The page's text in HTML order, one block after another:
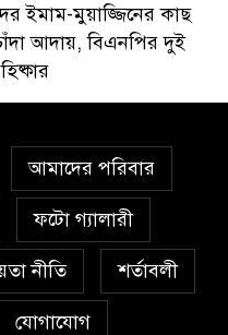
ইমাম-মুয়াজ্জিনের কাছ
আদায়, বিএনপির দুই
বরিশালের উজিরপুরে
নেতার ব্যতিক্রমী আয়োজন
ফ্যামিলি কার্ড দেওয়ার
জনের কাছ থেকে ৭৮
আদায়ের অভিযোগ
আমাদের পরিবার
ফটো গ্যালারী
নীতি শর্তাবলী
যোগাযোগ